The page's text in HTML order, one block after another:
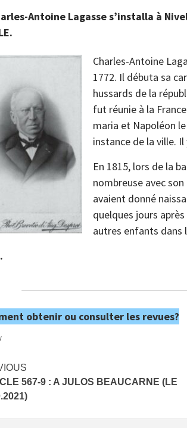
Antoine Lagasse s’installa à
Charles-Antoine
1772. Il débuta sa
hussards de la
fut réunie à la
maria et Napoléon
instance de la ville.
En 1815, lors de la
nombreuse avec
avaient donné
quelques jours
autres enfants dans
obtenir ou consulter les revues?
/
567-9 : A JULOS BEAUCARNE (LE